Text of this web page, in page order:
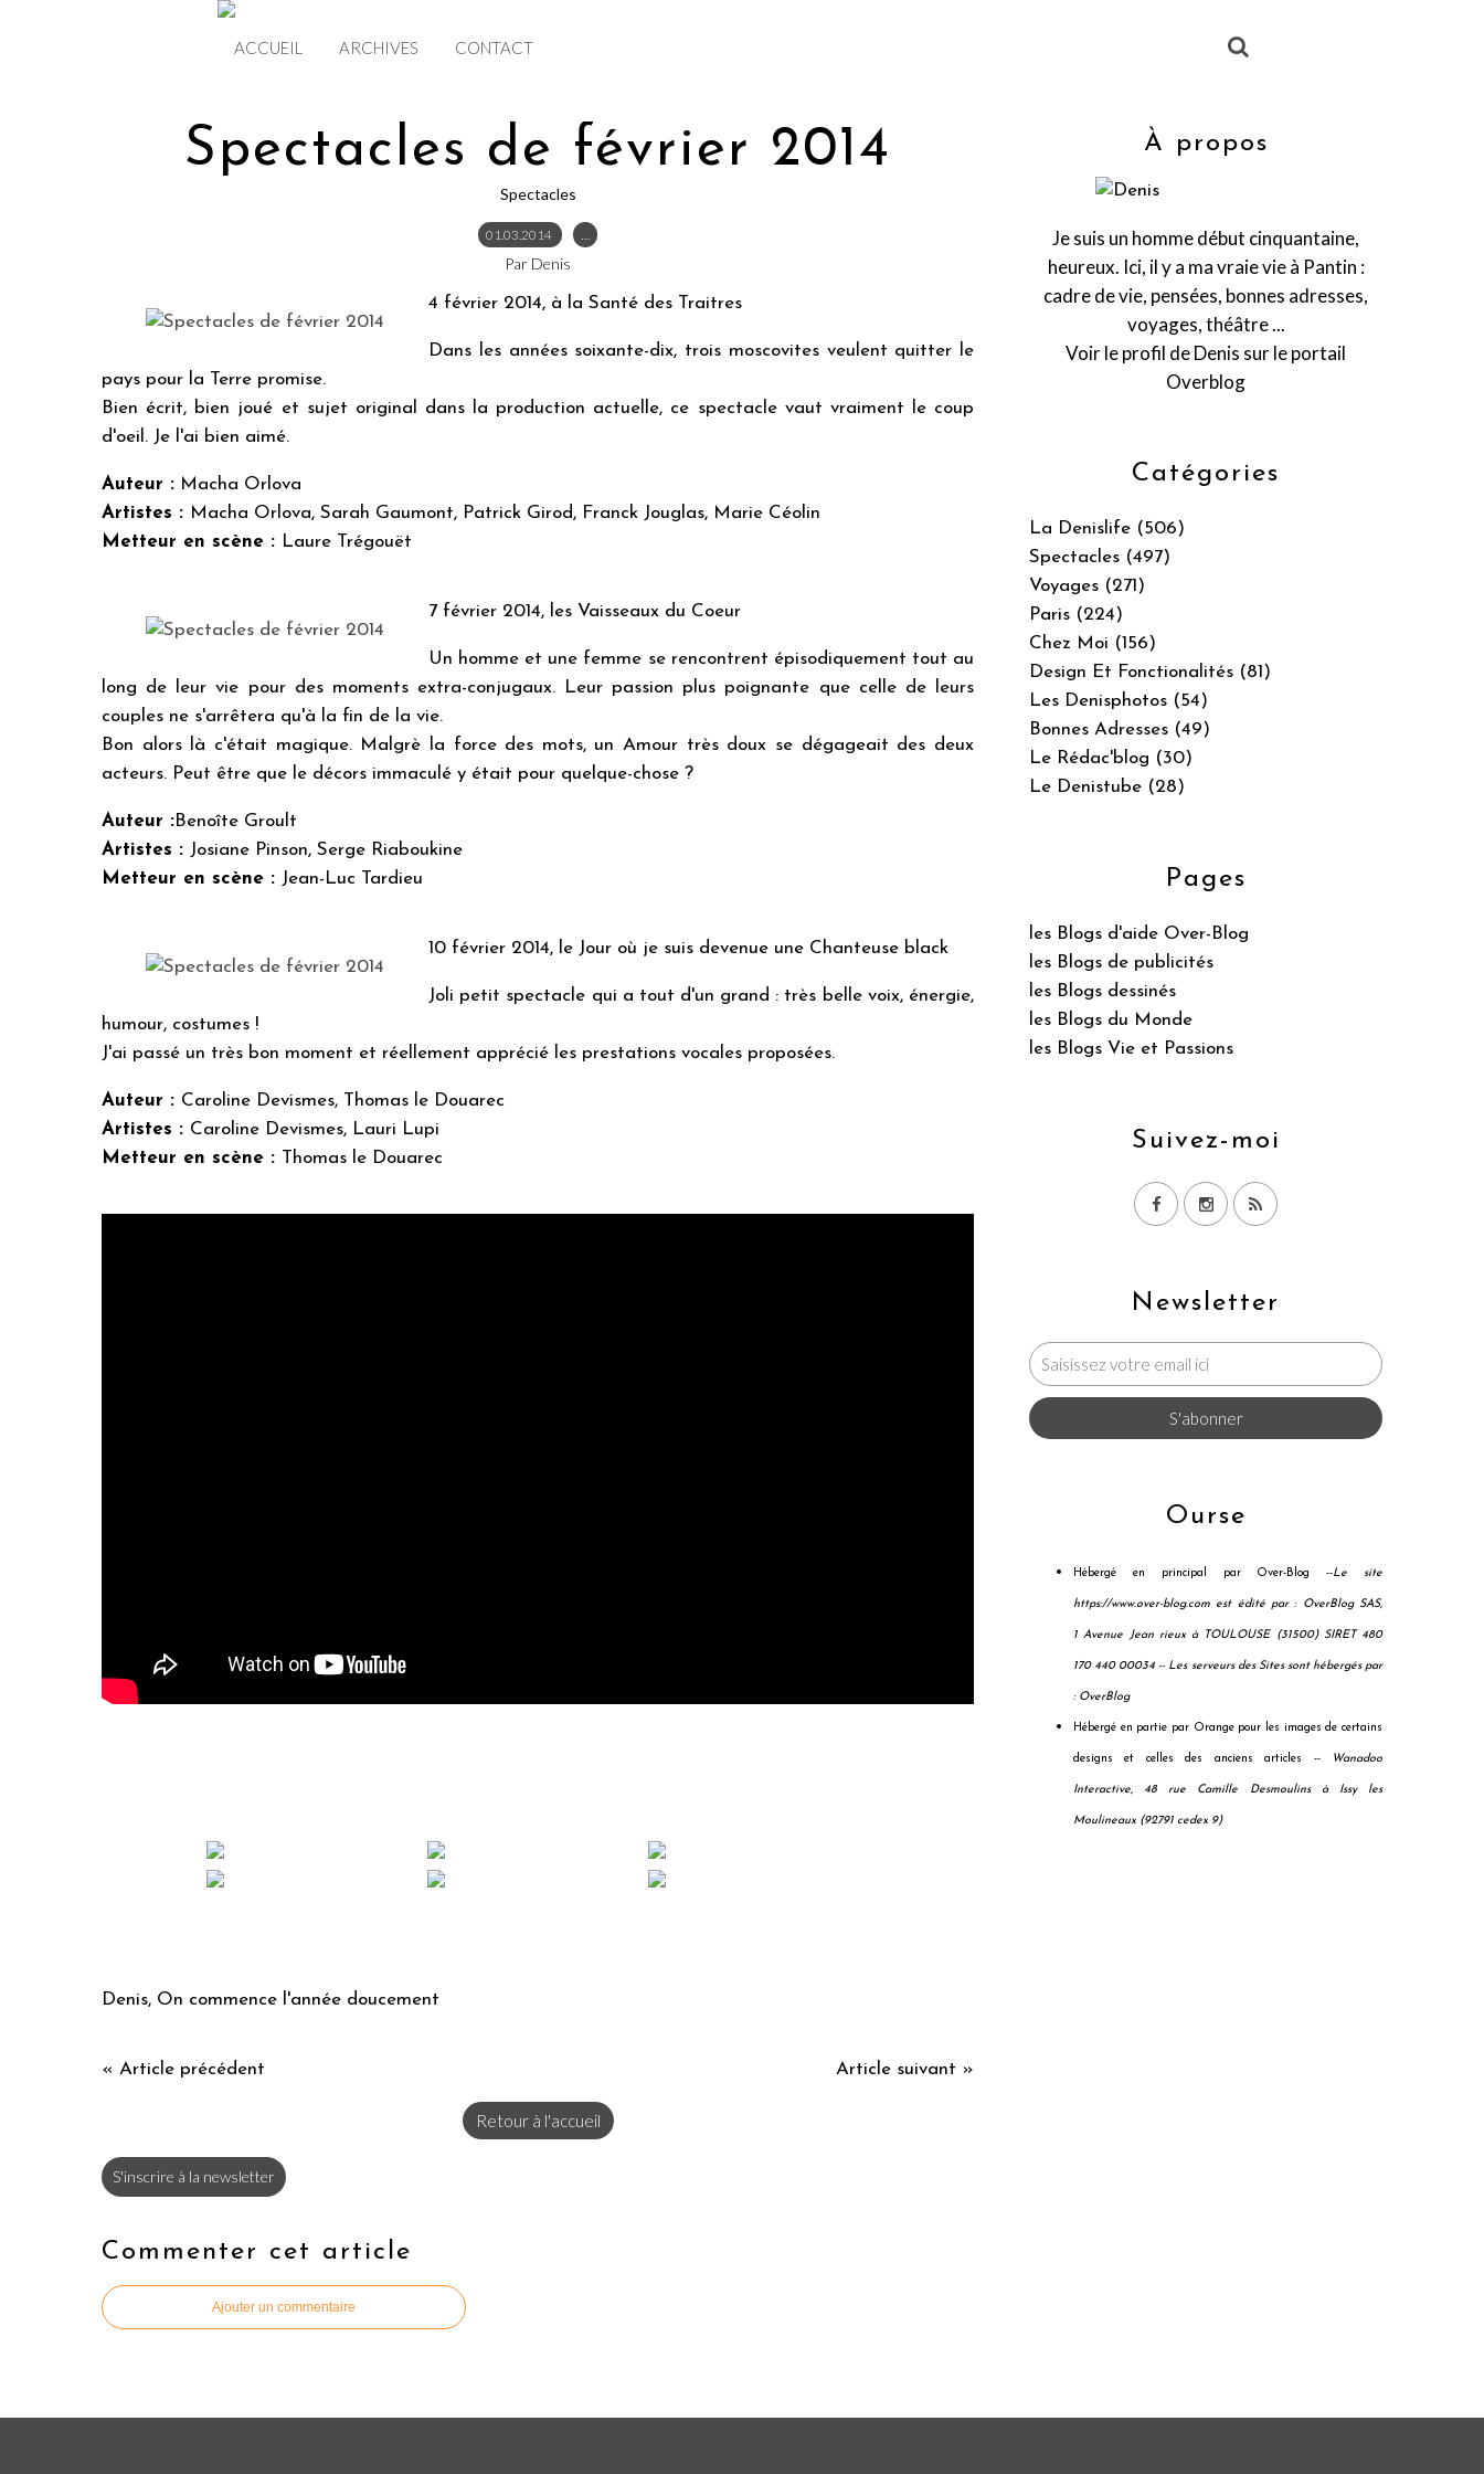
ACCUEIL ARCHIVES CONTACT
Spectacles de février 2014
Spectacles
01.03.2014 …
Par Denis
4 février 2014, à la Santé des Traitres
Dans les années soixante-dix, trois moscovites veulent quitter le
pays pour la Terre promise.
Bien écrit, bien joué et sujet original dans la production actuelle, ce spectacle vaut vraiment le coup
d'oeil. Je l'ai bien aimé.
Auteur : Macha Orlova
Artistes : Macha Orlova, Sarah Gaumont, Patrick Girod, Franck Jouglas, Marie Céolin
Metteur en scène : Laure Trégouët
7 février 2014, les Vaisseaux du Coeur
Un homme et une femme se rencontrent épisodiquement tout au
long de leur vie pour des moments extra-conjugaux. Leur passion plus poignante que celle de leurs
couples ne s'arrêtera qu'à la fin de la vie.
Bon alors là c'était magique. Malgrè la force des mots, un Amour très doux se dégageait des deux
acteurs. Peut être que le décors immaculé y était pour quelque-chose ?
Auteur :Benoîte Groult
Artistes : Josiane Pinson, Serge Riaboukine
Metteur en scène : Jean-Luc Tardieu
10 février 2014, le Jour où je suis devenue une Chanteuse black
Joli petit spectacle qui a tout d'un grand : très belle voix, énergie,
humour, costumes !
J'ai passé un très bon moment et réellement apprécié les prestations vocales proposées.
Auteur : Caroline Devismes, Thomas le Douarec
Artistes : Caroline Devismes, Lauri Lupi
Metteur en scène : Thomas le Douarec
Denis, On commence l'année doucement
« Article précédent Article suivant »
Retour à l'accueil
S'inscrire à la newsletter
Commenter cet article
Ajouter un commentaire
Newsletter
Catégories
La Denislife (506)
Spectacles (497)
Voyages (271)
Paris (224)
Chez Moi (156)
Design Et Fonctionalités (81)
Les Denisphotos (54)
Bonnes Adresses (49)
Le Rédac'blog (30)
Le Denistube (28)
Pages
les Blogs d'aide Over-Blog
les Blogs de publicités
les Blogs dessinés
les Blogs du Monde
les Blogs Vie et Passions
Suivez-moi
À propos
Je suis un homme début cinquantaine,
heureux. Ici, il y a ma vraie vie à Pantin :
cadre de vie, pensées, bonnes adresses,
voyages, théâtre ...
Voir le profil deDenis sur le portail
Overblog
Ourse
Hébergé en principal par Over-Blog --Le site
https://www.over-blog.com est édité par : OverBlog SAS,
1 Avenue Jean rieux à TOULOUSE (31500) SIRET 480
170 440 00034 -- Les serveurs des Sites sont hébergés par
: OverBlog
Hébergé en partie par Orange pour les images de certains
designs et celles des anciens articles -- Wanadoo
Interactive, 48 rue Camille Desmoulins à Issy les
Moulineaux (92791 cedex 9)